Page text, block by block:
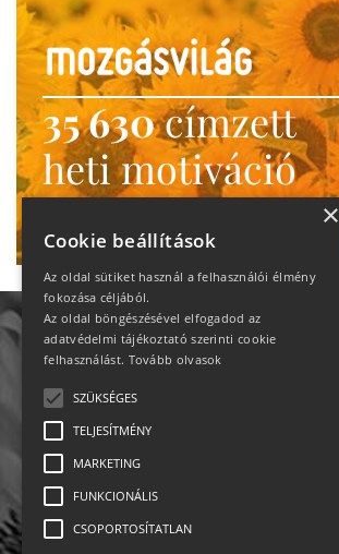
35 630címzett
heti motiváció
Ne maradj le!
Impresszum-kapcsolat
×
Cookie beállítások
Az oldal sütiket használ a felhasználói élmény
fokozása céljából.
Az oldal böngészésével elfogadod az
adatvédelmi tájékoztató szerinti cookie
felhasználást. Tovább olvasok
SZÜKSÉGES
TELJESÍTMÉNY
MARKETING
FUNKCIONÁLIS
CSOPORTOSÍTATLAN